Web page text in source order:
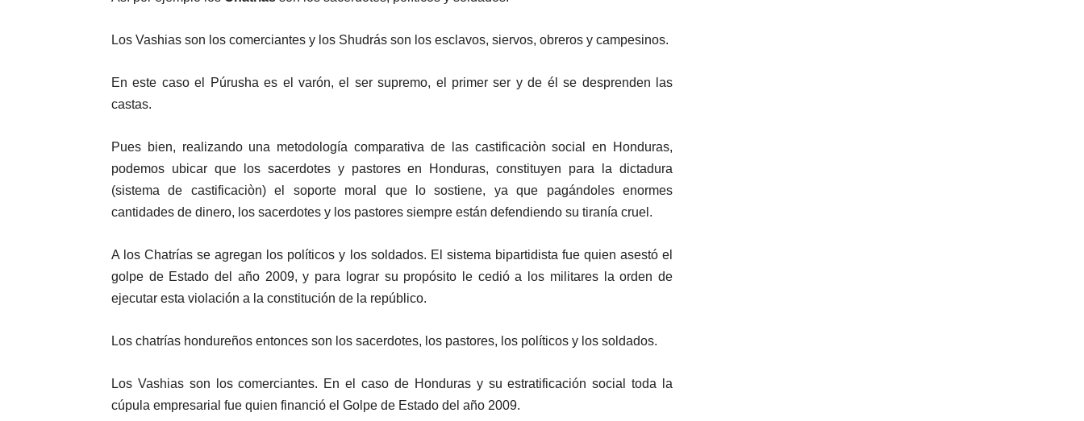
Los Vashias son los comerciantes y los Shudrás son los esclavos, siervos, obreros y campesinos.
En este caso el Púrusha es el varón, el ser supremo, el primer ser y de él se desprenden las
castas.
Pues bien, realizando una metodología comparativa de las castificaciòn social en Honduras,
podemos ubicar que los sacerdotes y pastores en Honduras, constituyen para la dictadura
(sistema de castificaciòn) el soporte moral que lo sostiene, ya que pagándoles enormes
cantidades de dinero, los sacerdotes y los pastores siempre están defendiendo su tiranía cruel.
A los Chatrías se agregan los políticos y los soldados. El sistema bipartidista fue quien asestó el
golpe de Estado del año 2009, y para lograr su propósito le cedió a los militares la orden de
ejecutar esta violación a la constitución de la repúblico.
Los chatrías hondureños entonces son los sacerdotes, los pastores, los políticos y los soldados.
Los Vashias son los comerciantes. En el caso de Honduras y su estratificación social toda la
cúpula empresarial fue quien financió el Golpe de Estado del año 2009.